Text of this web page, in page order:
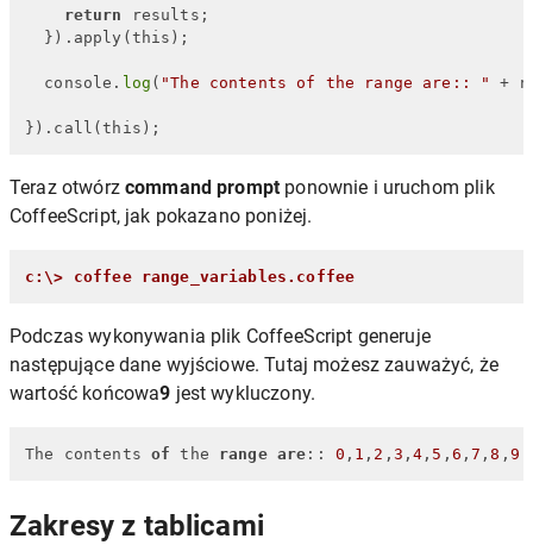
return
results;
  }).apply(this);
  console.
log ( "The contents of the range are:: " +
}).call(this);
Teraz otwórz command prompt ponownie i uruchom plik
CoffeeScript, jak pokazano poniżej.
c:\> coffee range_variables.coffee
Podczas wykonywania plik CoffeeScript generuje
następujące dane wyjściowe. Tutaj możesz zauważyć, że
wartość końcowa9 jest wykluczony.
The contents of the range are :: 0 , 1 , 2 , 3 ,4 , 5 , 6 ,7 ,8 , 9
Zakresy z tablicami